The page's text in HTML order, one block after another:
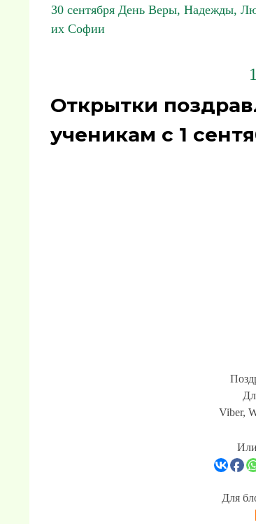
30 сентября День Веры, Надежды,
их Софии
Открытки
ученикам с 1
Viber,
Для